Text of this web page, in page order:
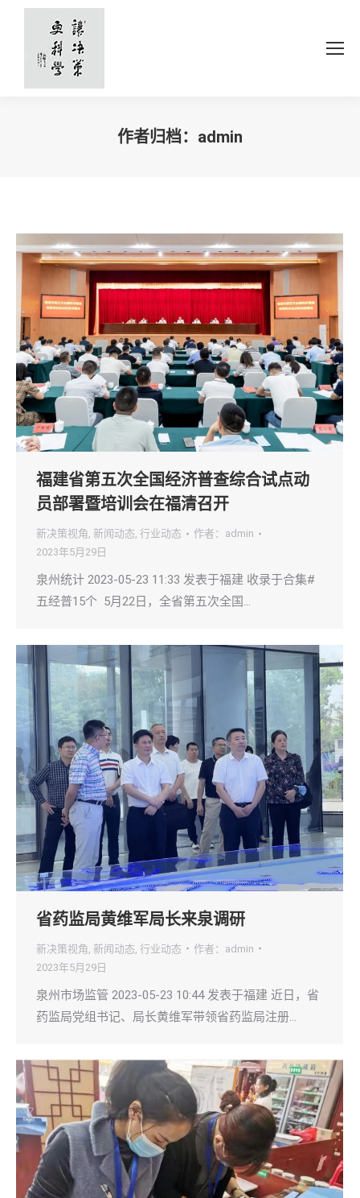
作者归档： admin
福建省第五次全国经济普查综合试点动
员部署暨培训会在福清召开
新决策视角, 新闻动态, 行业动态 作者： admin
2023年5月29日
泉州统计 2023-05-23 11:33 发表于福建 收录于合集#
五经普15个 5月22日，全省第五次全国…
省药监局黄维军局长来泉调研
新决策视角 新闻动态 行业动态 作者： admin
2023年5月29日
泉州市场监管 2023-05-23 10:44 发表于福建 近日，省
药监局党组书记、局长黄维军带领省药监局注册…